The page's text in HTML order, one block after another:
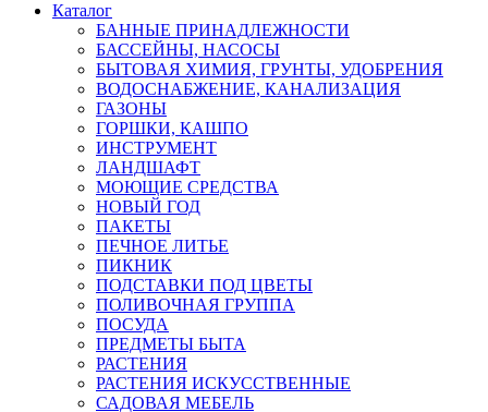
Каталог
БАННЫЕ ПРИНАДЛЕЖНОСТИ
БАССЕЙНЫ, НАСОСЫ
БЫТОВАЯ ХИМИЯ, ГРУНТЫ, УДОБРЕНИЯ
ВОДОСНАБЖЕНИЕ, КАНАЛИЗАЦИЯ
ГАЗОНЫ
ГОРШКИ, КАШПО
ИНСТРУМЕНТ
ЛАНДШАФТ
МОЮЩИЕ СРЕДСТВА
НОВЫЙ ГОД
ПАКЕТЫ
ПЕЧНОЕ ЛИТЬЕ
ПИКНИК
ПОДСТАВКИ ПОД ЦВЕТЫ
ПОЛИВОЧНАЯ ГРУППА
ПОСУДА
ПРЕДМЕТЫ БЫТА
РАСТЕНИЯ
РАСТЕНИЯ ИСКУССТВЕННЫЕ
САДОВАЯ МЕБЕЛЬ